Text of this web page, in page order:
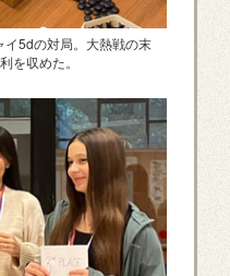
5dの対局。大熱戦の末
を収めた。